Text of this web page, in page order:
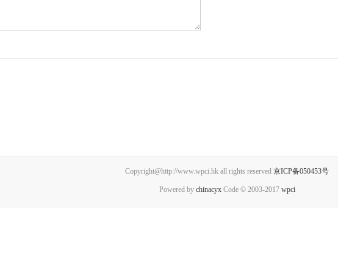
Copyright@http://www.wpci.hk all rights reserved 京ICP备050453号
Powered by chinacyxCode © 2003-2017 wpci